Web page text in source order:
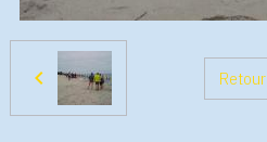
Retour